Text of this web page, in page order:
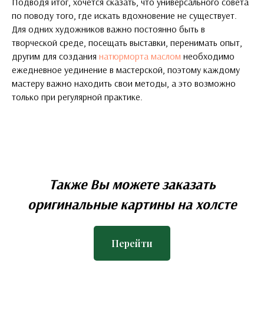
по поводу того, где искать вдохновение не существует.
Для одних художников важно постоянно быть в
творческой среде, посещать выставки, перенимать опыт,
другим для создания натюрморта маслом необходимо
ежедневное уединение в мастерской, поэтому каждому
мастеру важно находить свои методы, а это возможно
только при регулярной практике.
Также Вы можете заказать
оригинальные картины на холсте
Перейти